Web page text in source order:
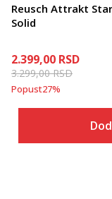
Reusch Attrakt
Solid
2.399,00 RSD
3.299,00RSD
Popust27%